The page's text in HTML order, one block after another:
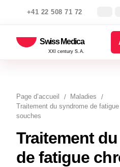
+41 22 508 71 72
Swiss Medica
XXI century S.A.
Page d’accueil
Maladies
Traitement du syndrome de
souches
Traitement
de fatigue